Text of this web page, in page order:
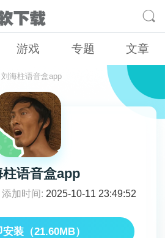
游戏 专题 文章
刘海柱语音盒app
柱语音盒app
添加时间: 2025-10-11 23:49:52
安装（21.60MB）